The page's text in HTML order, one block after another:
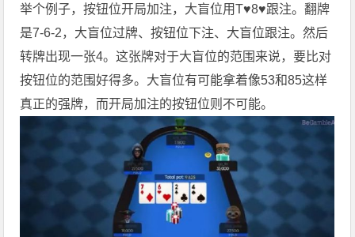
举个例子，按钮位开局加注，大盲位用T♥8♥跟注。翻牌
是7-6-2，大盲位过牌、按钮位下注、大盲位跟注。然后
转牌出现一张4。这张牌对于大盲位的范围来说，要比对
按钮位的范围好得多。大盲位有可能拿着像53和85这样
真正的强牌，而开局加注的按钮位则不可能。